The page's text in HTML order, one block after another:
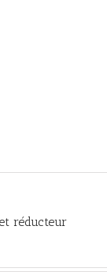
réducteur